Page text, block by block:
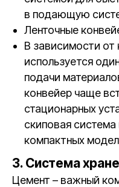
в подающую
Ленточные
В зависимости от
используется
подачи
конвейер чаще
стационарных
скиповая
компактных
3. Система
Цемент – важный